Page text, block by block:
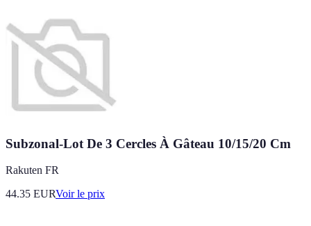
Subzonal-Lot De 3 Cercles À Gâteau 10/15/20 Cm
Rakuten FR
44.35 EURVoir le prix